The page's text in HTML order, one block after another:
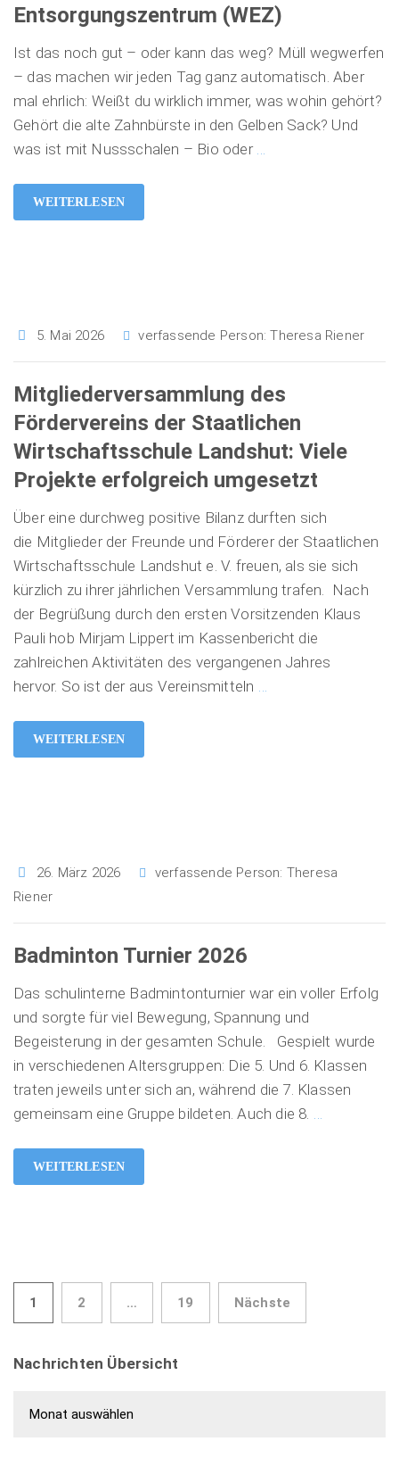
Entsorgungszentrum (WEZ)
Ist das noch gut – oder kann das weg? Müll wegwerfen
– das machen wir jeden Tag ganz automatisch. Aber
mal ehrlich: Weißt du wirklich immer, was wohin gehört?
Gehört die alte Zahnbürste in den Gelben Sack? Und
was ist mit Nussschalen – Bio oder …
WEITERLESEN
5. Mai 2026 verfassende Person:Theresa Riener
Mitgliederversammlung des
Fördervereins der Staatlichen
Wirtschaftsschule Landshut: Viele
Projekte erfolgreich umgesetzt
Über eine durchweg positive Bilanz durften sich
die Mitglieder der Freunde und Förderer der Staatlichen
Wirtschaftsschule Landshut e. V. freuen, als sie sich
kürzlich zu ihrer jährlichen Versammlung trafen. Nach
der Begrüßung durch den ersten Vorsitzenden Klaus
Pauli hob Mirjam Lippert im Kassenbericht die
zahlreichen Aktivitäten des vergangenen Jahres
hervor. So ist der aus Vereinsmitteln …
WEITERLESEN
26. März 2026 verfassende Person: Theresa
Riener
Badminton Turnier 2026
Das schulinterne Badmintonturnier war ein voller Erfolg
und sorgte für viel Bewegung, Spannung und
Begeisterung in der gesamten Schule. Gespielt wurde
in verschiedenen Altersgruppen: Die 5. Und 6. Klassen
traten jeweils unter sich an, während die 7. Klassen
gemeinsam eine Gruppe bildeten. Auch die 8. …
WEITERLESEN
Seitennummerierung der Beiträge
1 2 … 19 Nächste
Nachrichten Übersicht